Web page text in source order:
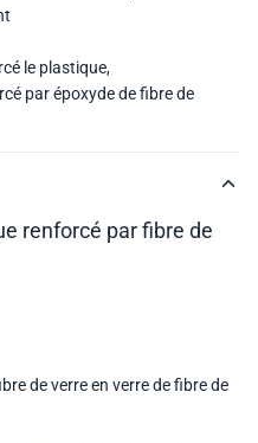
le plastique,
par époxyde de fibre de
renforcé par fibre de
de verre en verre de fibre de